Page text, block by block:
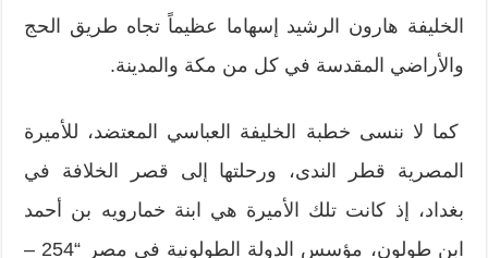
الخليفة هارون الرشيد إسهاما عظيماً تجاه طريق الحج
والأراضي المقدسة في كل من مكة والمدينة.
كما لا ننسى خطبة الخليفة العباسي المعتضد، للأميرة
المصرية قطر الندى، ورحلتها إلى قصر الخلافة في
بغداد، إذ كانت تلك الأميرة هي ابنة خمارويه بن أحمد
ابن طولون، مؤسس الدولة الطولونية في مصر “254 –